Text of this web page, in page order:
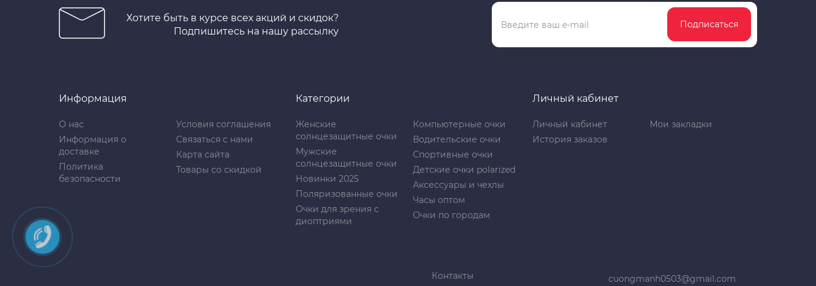
Хотите быть в курсе всех акций и скидок?
Подпишитесь на нашу рассылку
Подписаться
Информация
О нас
Информация о
доставке
Политика
безопасности
Условия соглашения
Связаться с нами
Карта сайта
Товары со скидкой
Категории
Женские
солнцезащитные очки
Мужские
солнцезащитные очки
Новинки 2025
Поляризованные очки
Очки для зрения с
диоптриями
Компьютерные очки
Водительские очки
Спортивные очки
Детские очки polarized
Аксессуары и чехлы
Часы оптом
Очки по городам
Личный кабинет
Личный кабинет
История заказов
Мои закладки
Контакты cuongmanh0503@gmail.com